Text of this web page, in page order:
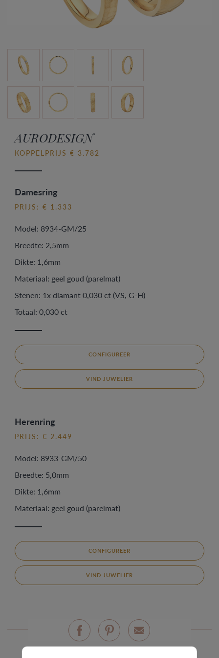
AURODESIGN
KOPPELPRIJS € 3.782
Damesring
PRIJS: € 1.333
Model: 8934-GM/25
Breedte: 2,5mm
Dikte: 1,6mm
Materiaal: geel goud (parelmat)
Stenen: 1x diamant 0,030 ct (VS, G-H)
Totaal: 0,030 ct
CONFIGUREER
VIND JUWELIER
Herenring
PRIJS: € 2.449
Model: 8933-GM/50
Breedte: 5,0mm
Dikte: 1,6mm
Materiaal: geel goud (parelmat)
CONFIGUREER
VIND JUWELIER